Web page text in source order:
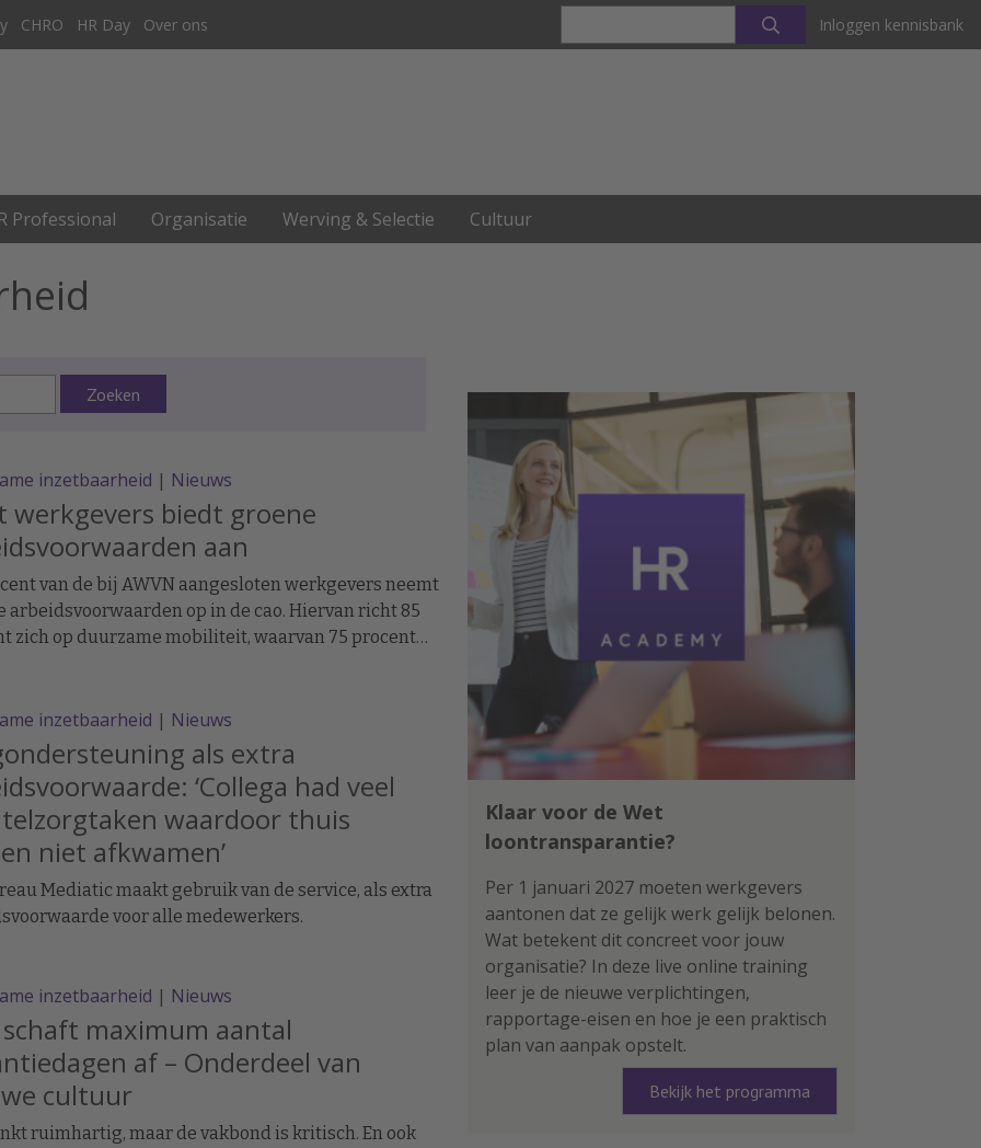
CHRO HR Day Over ons Inloggen kennisbank
Professional Organisatie Werving & Selectie Cultuur
Zoeken
inzetbaarheid | Nieuws
werkgevers biedt groene
aan
van de bij AWVN aangesloten werkgevers neemt
arbeidsvoorwaarden op in de cao. Hiervan richt 85
zich op duurzame mobiliteit, waarvan 75 procent
inzetbaarheid | Nieuws
als extra
‘Collega had veel
waardoor thuis
niet afkwamen’
Mediatic maakt gebruik van de service, als extra
voor alle medewerkers.
inzetbaarheid | Nieuws
schaft maximum aantal
af – Onderdeel van
cultuur
ruimhartig, maar de vakbond is kritisch. En ook
Klaar voor de Wet
loontransparantie?
Per 1 januari 2027 moeten werkgevers
aantonen dat ze gelijk werk gelijk belonen.
Wat betekent dit concreet voor jouw
organisatie? In deze live online training
leer je de nieuwe verplichtingen,
rapportage-eisen en hoe je een praktisch
plan van aanpak opstelt.
Bekijk het programma